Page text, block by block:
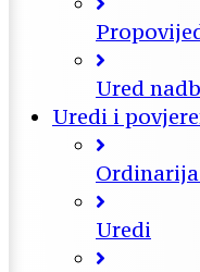
Ured
Uredi i
Uredi